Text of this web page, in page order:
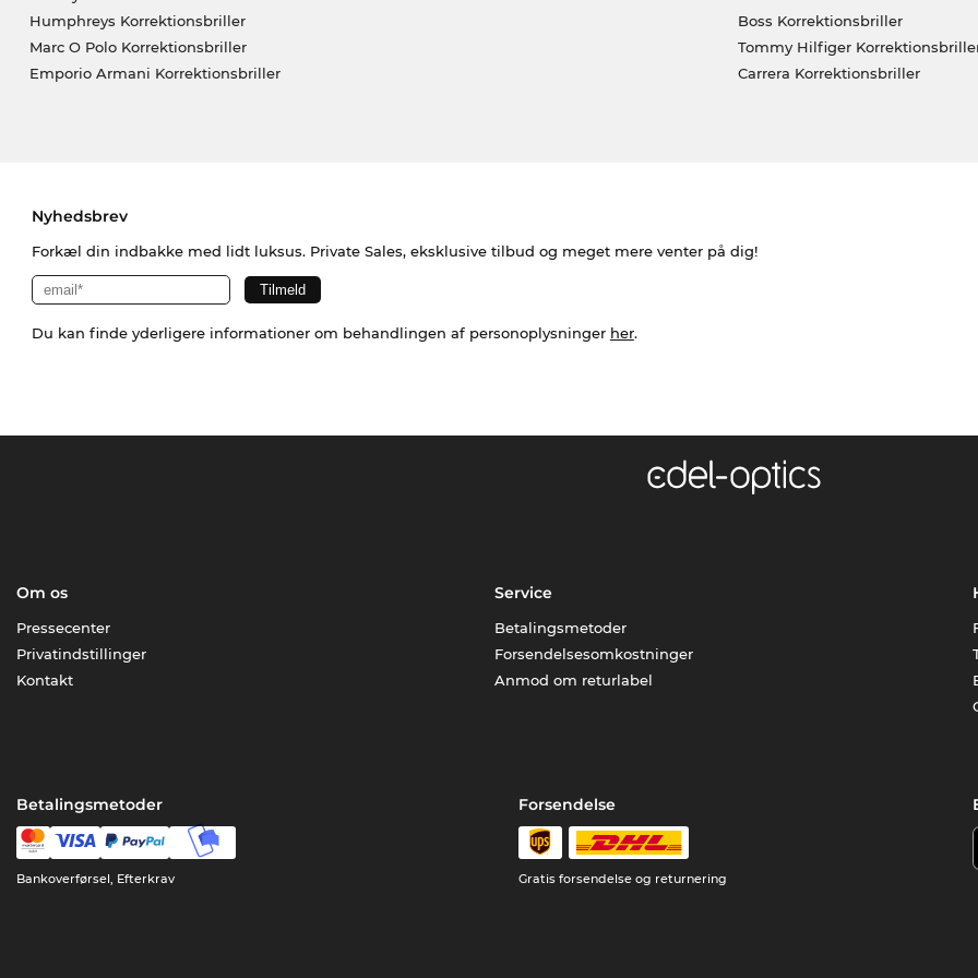
Humphreys Korrektionsbriller
Marc O Polo Korrektionsbriller
Emporio Armani Korrektionsbriller
Boss Korrektionsbriller
Tommy Hilfiger
Carrera Korrektionsbriller
Nyhedsbrev
Forkæl din indbakke med lidt luksus. Private Sales, eksklusive tilbud og meget mere venter på dig!
Du kan finde yderligere informationer om behandlingen af personoplysninger her.
Om os
Pressecenter
Privatindstillinger
Kontakt
Service
Betalingsmetoder
Forsendelsesomkostninger
Anmod om returlabel
Betalingsmetoder
Bankoverførsel, Efterkrav
Forsendelse
Gratis forsendelse og returnering